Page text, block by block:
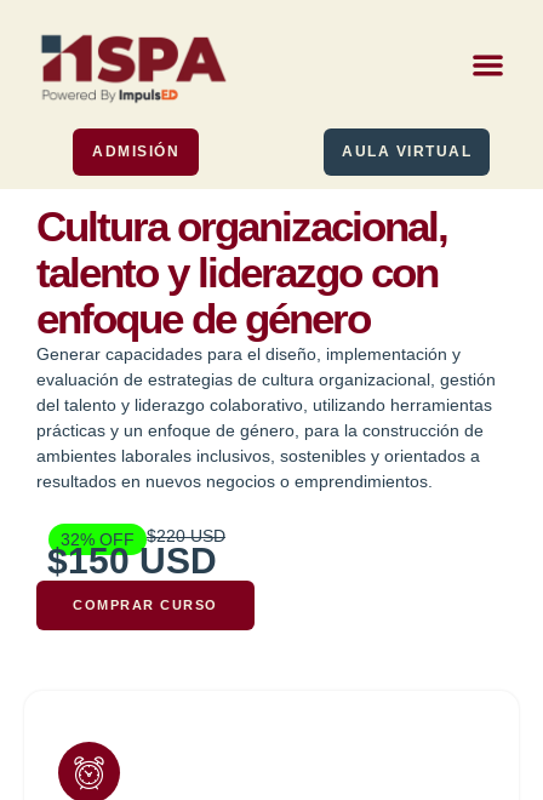
AULA VIRTUAL
ADMISIÓN
Cultura organizacional,
talento y liderazgo con
enfoque de género
Generar capacidades para el diseño, implementación y
evaluación de estrategias de cultura organizacional, gestión
del talento y liderazgo colaborativo, utilizando herramientas
prácticas y un enfoque de género, para la construcción de
ambientes laborales inclusivos, sostenibles y orientados a
resultados en nuevos negocios o emprendimientos.
32% OFF $220 USD
$150 USD
COMPRAR CURSO